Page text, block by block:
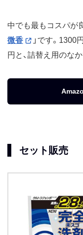
中でも最もコスパが
微香
」です。
円と、詰替え用のな
セット販売